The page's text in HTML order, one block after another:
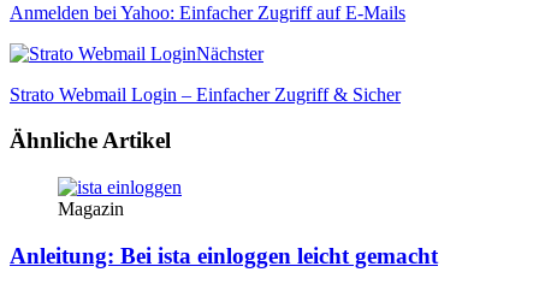
Anmelden bei Yahoo: Einfacher Zugriff auf E-Mails
Nächster
Strato Webmail Login – Einfacher Zugriff & Sicher
Ähnliche Artikel
Magazin
Anleitung: Bei ista einloggen leicht gemacht